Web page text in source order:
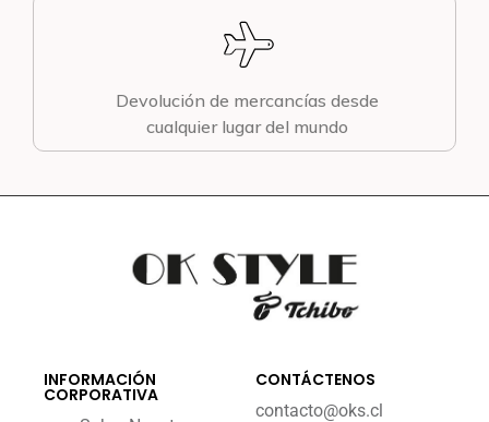
Devolución de mercancías desde
cualquier lugar del mundo
INFORMACIÓN
CORPORATIVA
CONTÁCTENOS
contacto@oks.cl